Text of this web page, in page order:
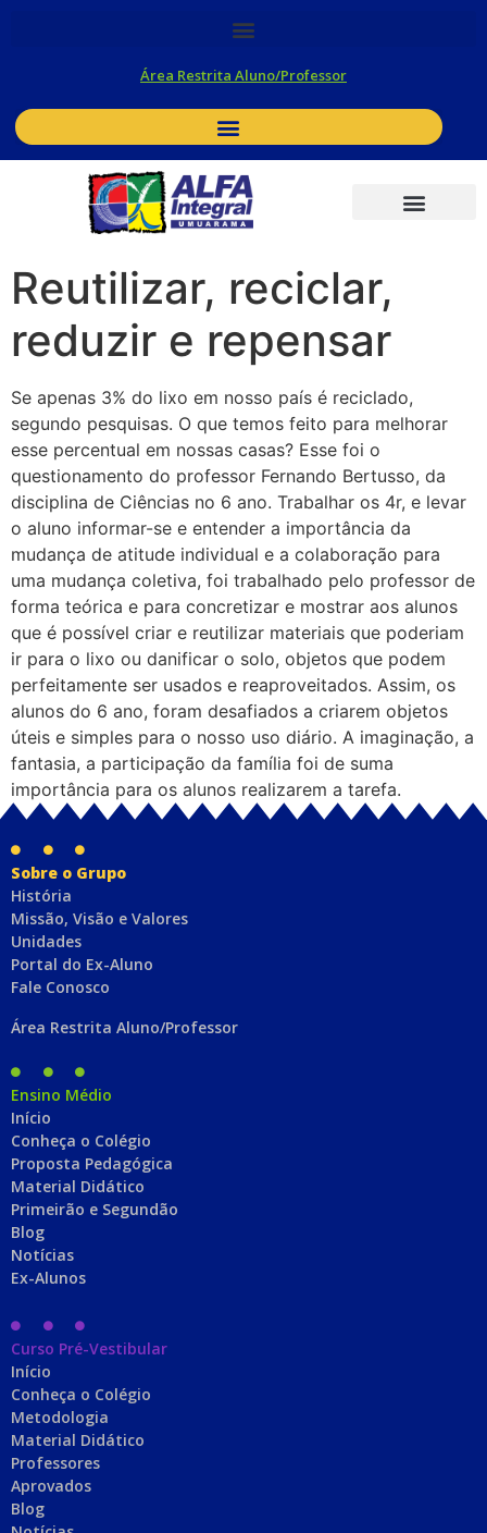
Umuarama para Estudantes
Fique por dentro
ALFA News
Área Restrita Aluno/Professor
Novos Alunos
Reutilizar, reciclar,
reduzir e repensar
Se apenas 3% do lixo em nosso país é reciclado,
segundo pesquisas. O que temos feito para melhorar
esse percentual em nossas casas? Esse foi o
questionamento do professor Fernando Bertusso, da
disciplina de Ciências no 6 ano. Trabalhar os 4r, e levar
o aluno informar-se e entender a importância da
mudança de atitude individual e a colaboração para
uma mudança coletiva, foi trabalhado pelo professor de
forma teórica e para concretizar e mostrar aos alunos
que é possível criar e reutilizar materiais que poderiam
ir para o lixo ou danificar o solo, objetos que podem
perfeitamente ser usados e reaproveitados. Assim, os
alunos do 6 ano, foram desafiados a criarem objetos
úteis e simples para o nosso uso diário. A imaginação, a
fantasia, a participação da família foi de suma
importância para os alunos realizarem a tarefa.
Sobre o Grupo
História
Missão, Visão e Valores
Unidades
Portal do Ex-Aluno
Fale Conosco
Área Restrita Aluno/Professor
Ensino Médio
Início
Conheça o Colégio
Proposta Pedagógica
Material Didático
Primeirão e Segundão
Blog
Notícias
Ex-Alunos
Curso Pré-Vestibular
Início
Conheça o Colégio
Metodologia
Material Didático
Professores
Aprovados
Blog